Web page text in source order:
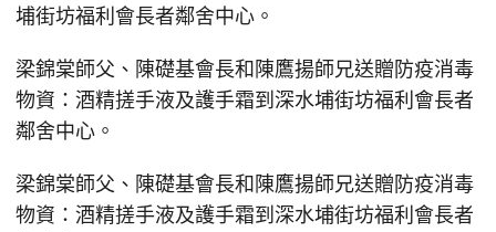
埔街坊福利會長者鄰舍中心。
梁錦棠師父、陳礎基會長和陳鷹揚師兄送贈防疫消毒
物資：酒精搓手液及護手霜到深水埔街坊福利會長者
鄰舍中心。
梁錦棠師父、陳礎基會長和陳鷹揚師兄送贈防疫消毒
物資：酒精搓手液及護手霜到深水埔街坊福利會長者